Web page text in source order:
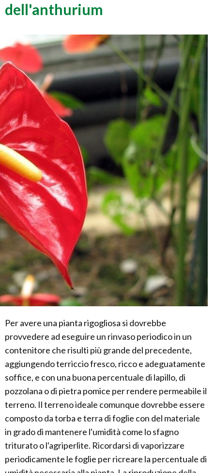
dell'anthurium
Per avere una pianta rigogliosa si dovrebbe
provvedere ad eseguire un rinvaso periodico in un
contenitore che risulti più grande del precedente,
aggiungendo terriccio fresco, ricco e adeguatamente
soffice, e con una buona percentuale di lapillo, di
pozzolana o di pietra pomice per rendere permeabile il
terreno. Il terreno ideale comunque dovrebbe essere
composto da torba e terra di foglie con del materiale
in grado di mantenere l'umidità come lo sfagno
triturato o l'agriperlite. Ricordarsi di vaporizzare
periodicamente le foglie per ricreare la percentuale di